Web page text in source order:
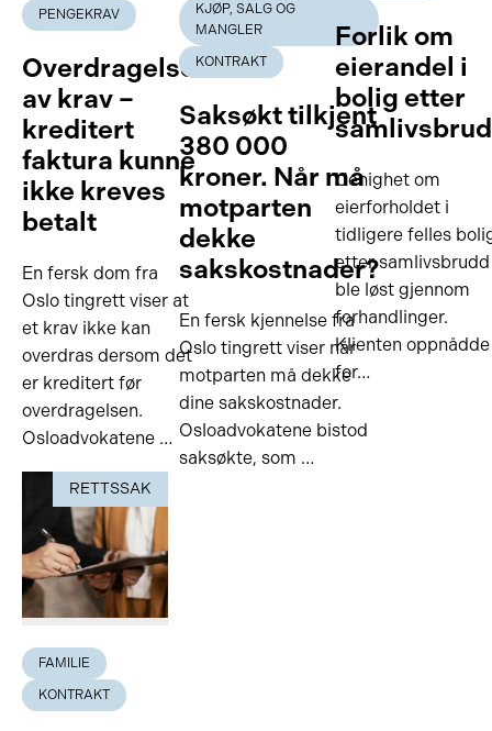
PENGEKRAV
Overdragelse
av krav –
kreditert
faktura kunne
ikke kreves
betalt
En fersk dom fra
Oslo tingrett viser at
et krav ikke kan
overdras dersom det
er kreditert før
overdragelsen.
Osloadvokatene …
KJØP, SALG OG
MANGLER
KONTRAKT
Saksøkt tilkjent
380 000
kroner. Når må
motparten
dekke
sakskostnader?
En fersk kjennelse fra
Oslo tingrett viser når
motparten må dekke
dine sakskostnader.
Osloadvokatene bistod
saksøkte, som …
Forlik om
eierandel i
bolig etter
Uenighet om
eierforholdet i
tidligere felles
etter samlivsbrudd
ble løst gjennom
forhandlinger.
Klienten oppnådde
for…
RETTSSAK
FAMILIE
KONTRAKT